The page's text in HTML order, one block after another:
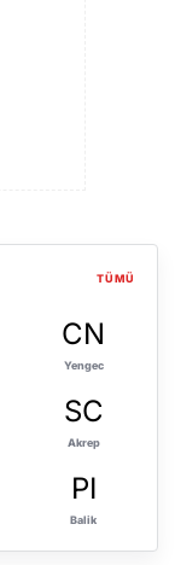
TÜMÜ
CN
Yengec
SC
Akrep
PI
Balik